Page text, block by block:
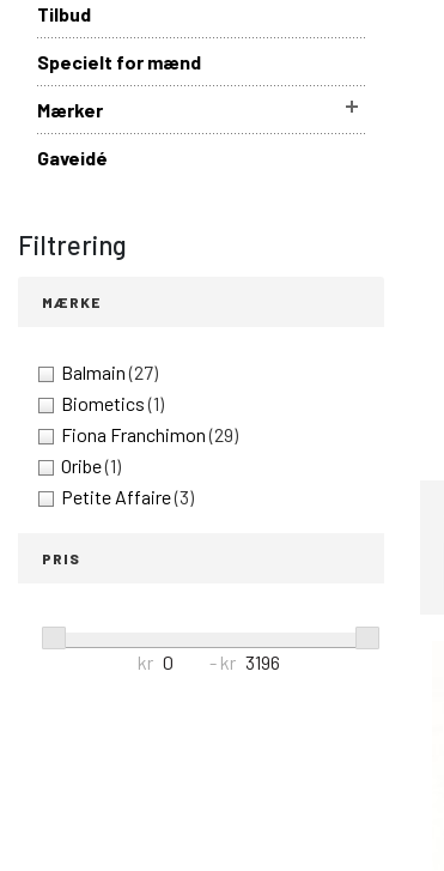
Tilbud
Specielt for mænd
Mærker
Gaveidé
Filtrering
MÆRKE
Balmain(27)
Biometics(1)
Fiona Franchimon(29)
Oribe(1)
Petite Affaire(3)
PRIS
kr - kr